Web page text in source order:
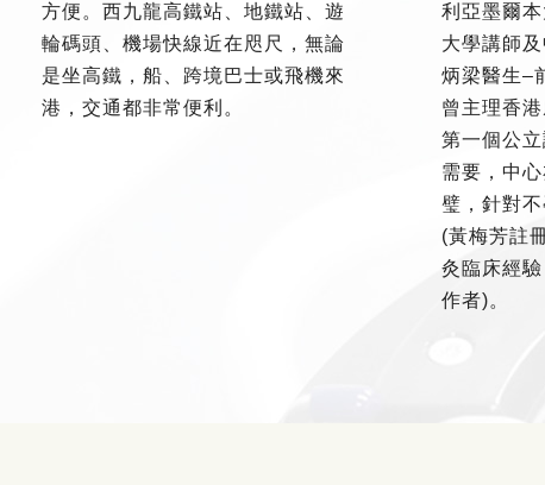
方便。西九龍高鐵站、地鐵站、遊
輪碼頭、機場快線近在咫尺，無論
是坐高鐵，船、跨境巴士或飛機來
港，交通都非常便利。
利亞墨爾
大學講師
炳梁醫生–
曾主理香
第一個公
需要，中
璧，針對
(黃梅芳註
灸臨床經
作者)。